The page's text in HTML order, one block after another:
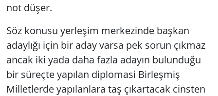
not düşer.
Söz konusu yerleşim merkezinde başkan
adaylığı için bir aday varsa pek sorun çıkmaz
ancak iki yada daha fazla adayın bulunduğu
bir süreçte yapılan diplomasi Birleşmiş
Milletlerde yapılanlara taş çıkartacak cinsten